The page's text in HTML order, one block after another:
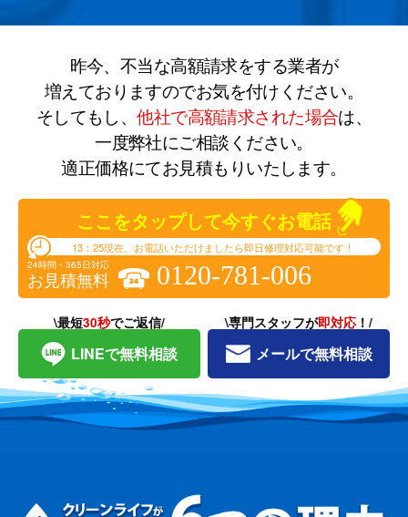
昨今、不当な高額請求をする業者が
増えておりますのでお気を付けください。
そしてもし、他社で高額請求された場合は、
一度弊社にご相談ください。
適正価格にてお見積もりいたします。
ここをタップして今すぐお電話
13：25現在、お電話いただけましたら即日修理対応可能です！
24時間・365日対応
お見積無料 0120-781-006
LINEで無料相談
\最短30秒でご返信/
メールで無料相談
\専門スタッフが即対応 ！/